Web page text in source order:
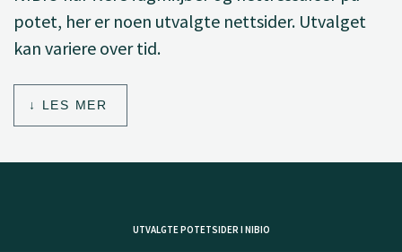
potet, her er noen utvalgte nettsider. Utvalget
kan variere over tid.
LES MER
UTVALGTE POTETSIDER I NIBIO